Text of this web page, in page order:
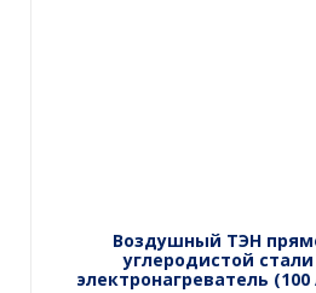
Воздушный ТЭН
углеродистой
электронагреватель (100